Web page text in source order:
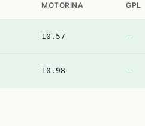
MOTORINA GPL
10.57 —
10.98 —